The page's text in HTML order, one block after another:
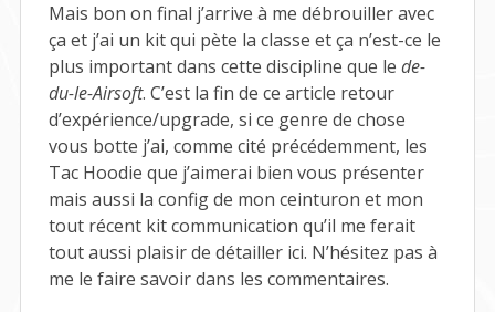
Mais bon on final j’arrive à me débrouiller avec
ça et j’ai un kit qui pète la classe et ça n’est-ce le
plus important dans cette discipline que le de-
du-le-Airsoft. C’est la fin de ce article retour
d’expérience/upgrade, si ce genre de chose
vous botte j’ai, comme cité précédemment, les
Tac Hoodie que j’aimerai bien vous présenter
mais aussi la config de mon ceinturon et mon
tout récent kit communication qu’il me ferait
tout aussi plaisir de détailler ici. N’hésitez pas à
me le faire savoir dans les commentaires.